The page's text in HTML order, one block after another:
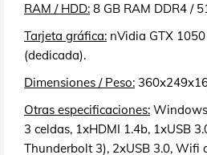
RAM / HDD: 8 GB RAM DDR4 /
Tarjeta gráfica: nVidia GTX
(dedicada).
Dimensiones / Peso:
Otras especificaciones:
3 celdas, 1xHDMI 1.4b, 1xUSB
Thunderbolt 3), 2xUSB 3.0, Wifi